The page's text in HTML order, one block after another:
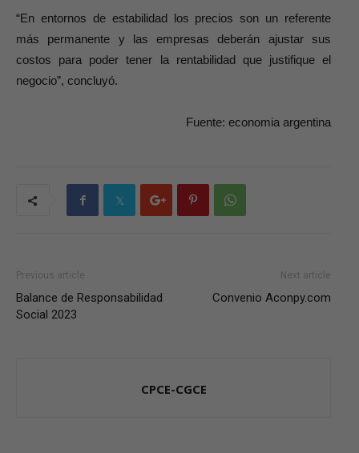
“En entornos de estabilidad los precios son un referente
más permanente y las empresas deberán ajustar sus
costos para poder tener la rentabilidad que justifique el
negocio”, concluyó.
Fuente: economia argentina
Previous article
Balance de Responsabilidad
Social 2023
Next article
Convenio Aconpy.com
CPCE-CGCE